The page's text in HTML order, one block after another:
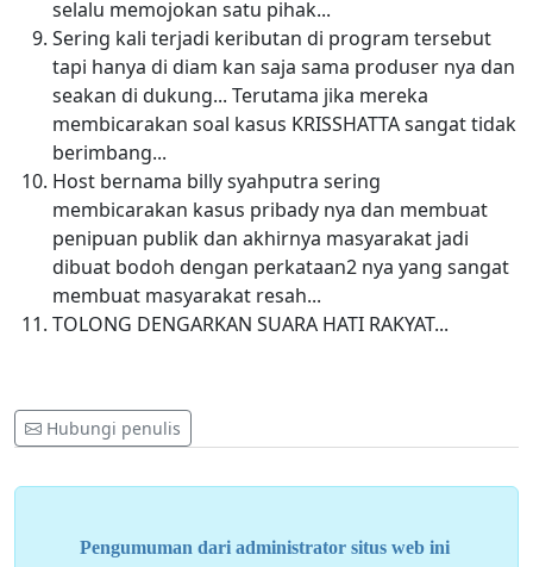
selalu memojokan satu pihak...
Sering kali terjadi keributan di program tersebut
tapi hanya di diam kan saja sama produser nya dan
seakan di dukung... Terutama jika mereka
membicarakan soal kasus KRISSHATTA sangat tidak
berimbang...
Host bernama billy syahputra sering
membicarakan kasus pribady nya dan membuat
penipuan publik dan akhirnya masyarakat jadi
dibuat bodoh dengan perkataan2 nya yang sangat
membuat masyarakat resah...
TOLONG DENGARKAN SUARA HATI RAKYAT...
Hubungi penulis
Pengumuman dari administrator situs web ini